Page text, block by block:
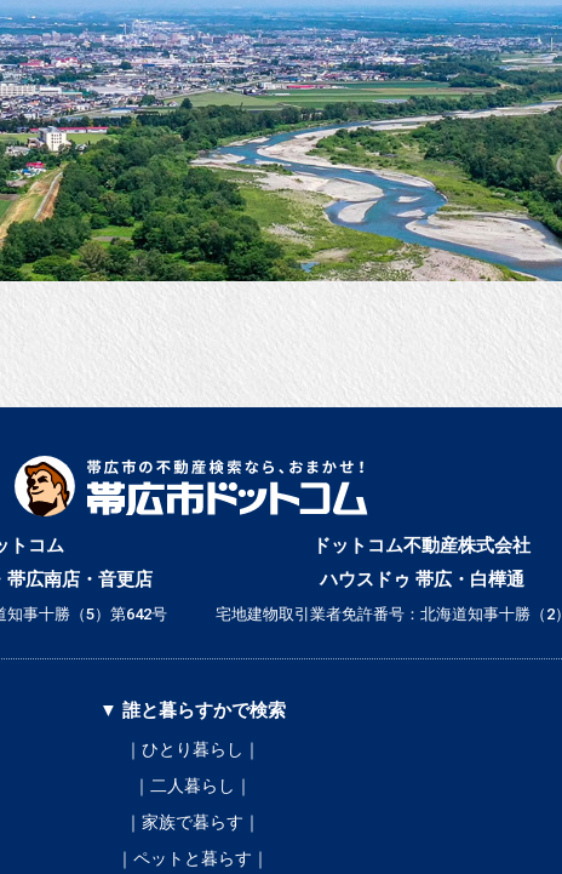
トコム
帯広南店・音更店
知事十勝（5）第642号
ドットコム不動産株式会社
ハウスドゥ 帯広・白樺通
宅地建物取引業者免許番号：北海道知事十勝（2
▼ 誰と暮らすかで検索
｜ひとり暮らし｜
｜二人暮らし｜
｜家族で暮らす｜
｜ペットと暮らす｜